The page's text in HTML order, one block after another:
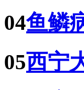
04鱼鳞
05西宁